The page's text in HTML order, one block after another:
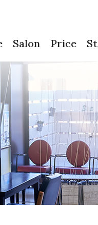
Salon Price